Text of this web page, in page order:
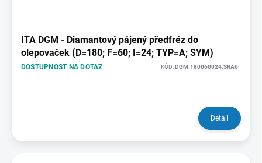
ITA DGM - Diamantový pájený předfréz do
olepovaček (D=180; F=60; I=24; TYP=A; SYM)
DOSTUPNOST NA DOTAZ KÓD:DGM.180060024.SRA6
Detail